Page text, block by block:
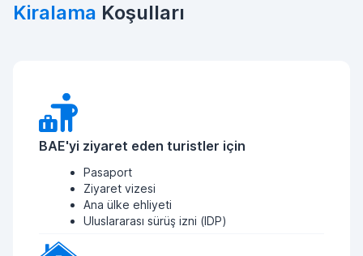
Kiralama Koşulları
BAE'yi ziyaret eden turistler için
Pasaport
Ziyaret vizesi
Ana ülke ehliyeti
Uluslararası sürüş izni (IDP)